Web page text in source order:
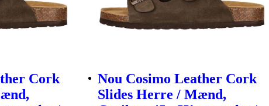
Cork
Nou Cosimo Leather Cork
Slides Herre / Mænd,